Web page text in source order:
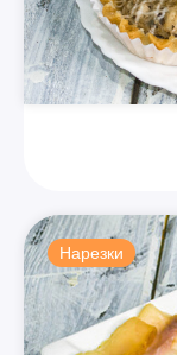
Нарезки